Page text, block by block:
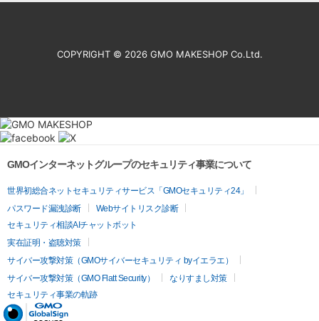
COPYRIGHT © 2026 GMO MAKESHOP Co.Ltd.
GMOインターネットグループのセキュリティ事業について
世界初総合ネットセキュリティサービス「GMOセキュリティ24」
パスワード漏洩診断
Webサイトリスク診断
セキュリティ相談AIチャットボット
実在証明・盗聴対策
サイバー攻撃対策（GMOサイバーセキュリティ byイエラエ）
サイバー攻撃対策（GMO Flatt Security）
なりすまし対策
セキュリティ事業の軌跡